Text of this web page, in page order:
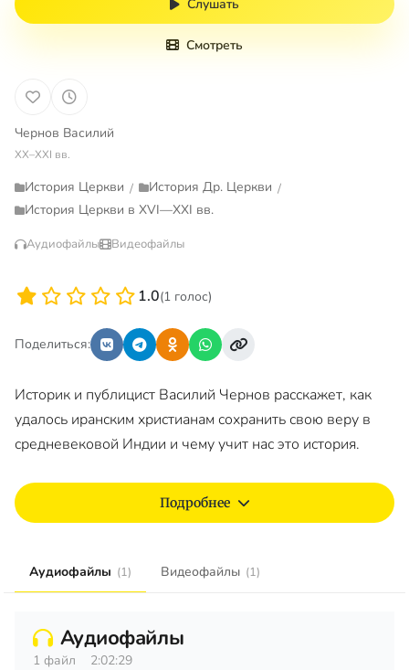
Слушать
Смотреть
Чернов Василий
XX–XXI вв.
История Церкви / История Др. Церкви /
История Церкви в XVI—XXI вв.
Аудиофайлы Видеофайлы
1.0(1 голос)
Поделиться:
Историк и публицист Василий Чернов расскажет, как
удалось иранским христианам сохранить свою веру в
средневековой Индии и чему учит нас это история.
Подробнее
Аудиофайлы (1) Видеофайлы (1)
Аудиофайлы
1 файл 2:02:29